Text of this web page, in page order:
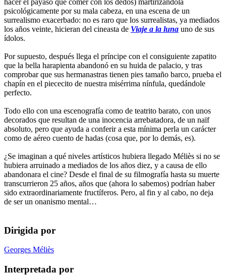
psicológicamente por su mala cabeza, en una escena de un
surrealismo exacerbado: no es raro que los surrealistas, ya mediados
los años veinte, hicieran del cineasta de Viaje a la luna uno de sus
ídolos.
Por supuesto, después llega el príncipe con el consiguiente zapatito
que la bella harapienta abandonó en su huida de palacio, y tras
comprobar que sus hermanastras tienen pies tamaño barco, prueba el
chapín en el piececito de nuestra misérrima nínfula, quedándole
perfecto.
Todo ello con una escenografía como de teatrito barato, con unos
decorados que resultan de una inocencia arrebatadora, de un naïf
absoluto, pero que ayuda a conferir a esta mínima perla un carácter
como de aéreo cuento de hadas (cosa que, por lo demás, es).
¿Se imaginan a qué niveles artísticos hubiera llegado Méliès si no se
hubiera arruinado a mediados de los años diez, y a causa de ello
abandonara el cine? Desde el final de su filmografía hasta su muerte
transcurrieron 25 años, años que (ahora lo sabemos) podrían haber
sido extraordinariamente fructíferos. Pero, al fin y al cabo, no deja
de ser un onanismo mental…
Dirigida por
Georges Méliès
Interpretada por